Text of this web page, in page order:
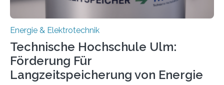
Energie & Elektrotechnik
Technische Hochschule Ulm:
Förderung Für
Langzeitspeicherung von Energie